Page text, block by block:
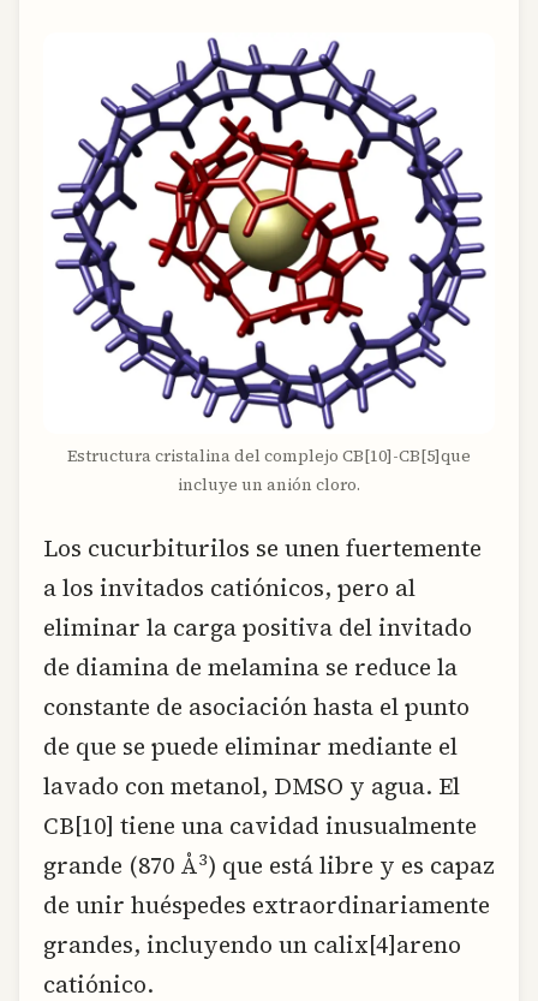
Estructura cristalina del complejo CB[10]-CB[5]que
incluye un anión cloro.
Los cucurbiturilos se unen fuertemente
a los invitados catiónicos, pero al
eliminar la carga positiva del invitado
de diamina de melamina se reduce la
constante de asociación hasta el punto
de que se puede eliminar mediante el
lavado con metanol, DMSO y agua. El
CB[10] tiene una cavidad inusualmente
grande (870 Å3) que está libre y es capaz
de unir huéspedes extraordinariamente
grandes, incluyendo un calix[4]areno
catiónico.